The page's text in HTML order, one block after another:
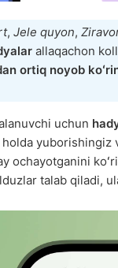
, Jele quyon,
allaqachon
ortiq noyob
uchun
holda yuborishingiz
ochayotganini
talab qiladi,